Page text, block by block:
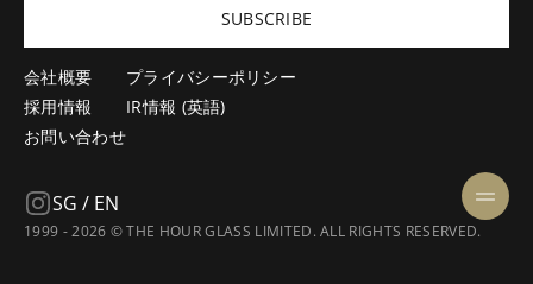
会社概要
採用情報
お問い合わせ
プライバシーポリシー
IR情報 (英語)
SUBSCRIBE
1999 - 2026 © THE HOUR GLASS LIMITED. ALL RIGHTS RESERVED.
SG / EN